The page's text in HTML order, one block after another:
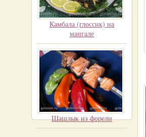
Камбала (глоссик) на
мангале
Шашлык из форели